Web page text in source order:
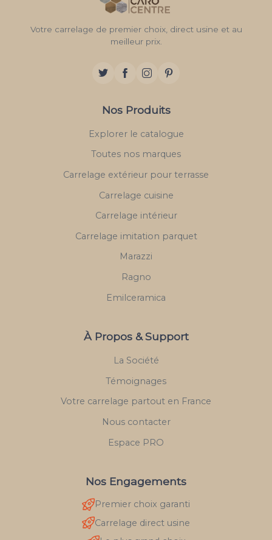
Votre carrelage de premier choix, direct usine et au
meilleur prix.
Nos Produits
Explorer le catalogue
Toutes nos marques
Carrelage extérieur pour terrasse
Carrelage cuisine
Carrelage intérieur
Carrelage imitation parquet
Marazzi
Ragno
Emilceramica
À Propos & Support
La Société
Témoignages
Votre carrelage partout en France
Nous contacter
Espace PRO
Nos Engagements
Premier choix garanti
Carrelage direct usine